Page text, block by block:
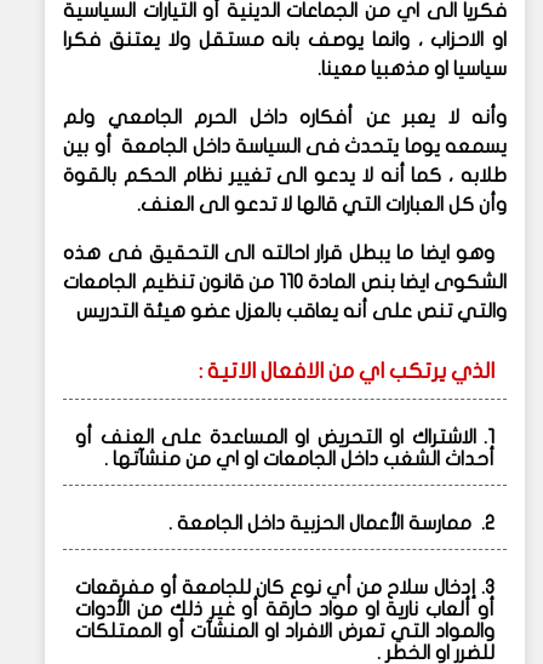
فكريا الى اي من الجماعات الدينية أو التيارات السياسية
او الاحزاب ، وانما يوصف بانه مستقل ولا يعتنق فكرا
سياسيا او مذهبيا معينا.
وأنه لا يعبر عن أفكاره داخل الحرم الجامعي ولم
يسمعه يوما يتحدث فى السياسة داخل الجامعة أو بين
طلابه ، كما أنه لا يدعو الى تغيير نظام الحكم بالقوة
وأن كل العبارات التي قالها لا تدعو الى العنف.
وهو ايضا ما يبطل قرار احالته الى التحقيق فى هذه
الشكوى ايضا بنص المادة 110 من قانون تنظيم الجامعات
والتي تنص على أنه يعاقب بالعزل عضو هيئة التدريس
الذي يرتكب اي من الافعال الاتية :
1. الاشتراك او التحريض او المساعدة على العنف أو
أحداث الشغب داخل الجامعات او اي من منشآتها .
2. ممارسة الأعمال الحزبية داخل الجامعة .
3. إدخال سلاح من أي نوع كان للجامعة أو مفرقعات
أو ألعاب نارية او مواد حارقة أو غير ذلك من الأدوات
والمواد التي تعرض الافراد او المنشآت أو الممتلكات
للضرر او الخطر .